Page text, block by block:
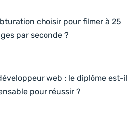
choisir pour filmer à 25
par seconde ?
web : le diplôme est-il
pour réussir ?